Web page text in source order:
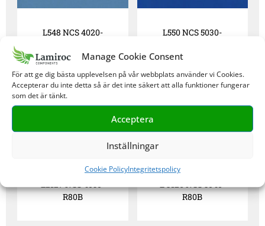
Manage Cookie Consent
För att ge dig bästa upplevelsen på vår webbplats använder vi Cookies.
Accepterar du inte detta så är det inte säkert att alla funktioner fungerar
som det är tänkt.
Acceptera
Inställningar
Cookie PolicyIntegritetspolicy
L548 NCS 4020-
L550 NCS 5030-
L2127 NCS 4050-
R80B
L 3126 NCS 5040-
R80B